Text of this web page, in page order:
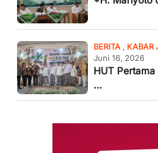
BERITA , KABAR
Juni 16, 2026
HUT
...